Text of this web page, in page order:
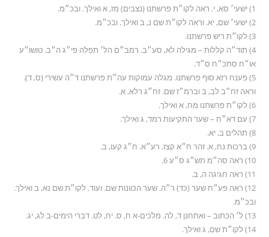
1) ישעי׳ סא, י. ראה לקו״ת פרשתנו (נצבים) מז, א ואילך. ובכ״מ.
2) ישעי׳ שם, יא. וראה לקו״ת שם נ, ב ואילך. ובכ״מ.
3) לקו״ת ריש פרשתנו.
4) תוד״ה קללות – מגילה לא, סע״ב. רמב״ם הל׳ תפלה פי״ג ה״ב. טושו״ע
או״ח סתכ״ח ס״ד.
5) פענח רזא סוף פרשתנו. מגלה עמוקות עה״ת פרשתנו ד״ה עשירי (ס, ד).
וראה זח״ב לב, ב וברמ״ז שם. זח״ג רלא, א.
6) לקו״ת פרשתנו מח, א ואילך.
7) עם דא״ח – שער התקיעות רמד, ג ואילך.
8) תהלים ב, יא.
9) ברכות נח, א. זהר ח״א קצז, רע״א. ח״ג קעו, ב.
10) ראה סה״מ תש״ג ס״ע 6.
11) ראה חגיגה ה, ב.
12) ראה פע״ח שער (כד) ר״ה. שער הכוונות שם. ועוד. לקו״ת שם נא, ב ואילך.
ובכ״מ.
13) ל׳ הכתוב – ואתחנן ד, לה. מלכים-א ח, ס. יח, לט. דברי הימים-ב לג, יג.
14) לקו״ת שם, ג ואילך.